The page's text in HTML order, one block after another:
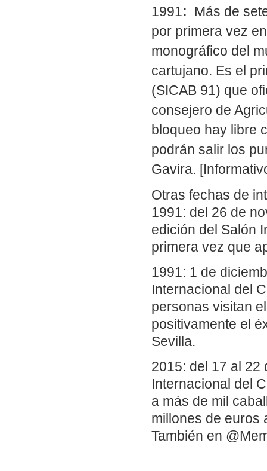
1991: Más de
por primera vez
monográfico del
cartujano. Es el
(SICAB 91) que
consejero de
bloqueo hay libre
podrán salir los
Gavira.
Otras fechas de
1991: del 26 de
edición del Salón
primera vez que
1991: 1 de
Internacional del
personas visitan
positivamente el
Sevilla.
2015: del 17 al 22
Internacional del
a más de mil
millones de euros
También en